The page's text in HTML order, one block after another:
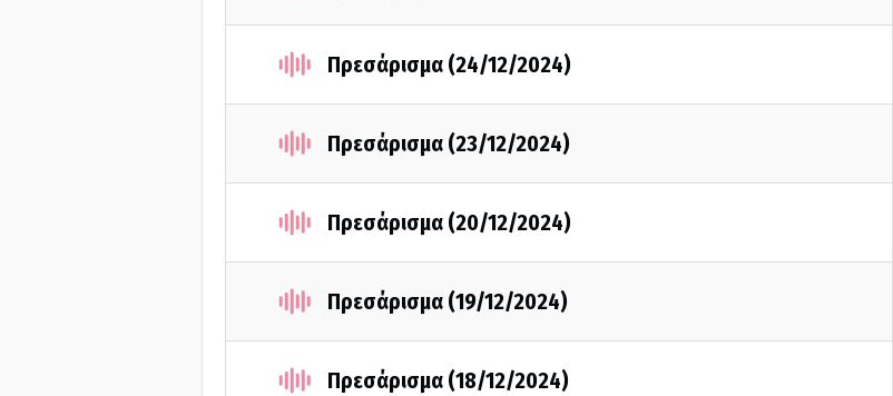
Πρεσάρισμα (24/12/2024)
Πρεσάρισμα (23/12/2024)
Πρεσάρισμα (20/12/2024)
Πρεσάρισμα (19/12/2024)
Πρεσάρισμα (18/12/2024)